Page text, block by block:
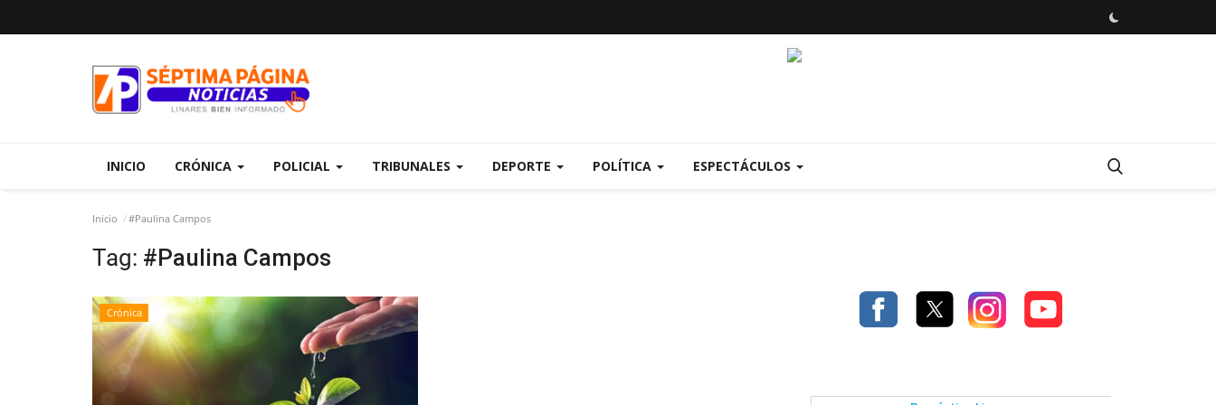
INICIO CRÓNICA POLICIAL TRIBUNALES DEPORTE POLÍTICA ESPECTÁCULOS
Inicio #Paulina Campos
Tag: #Paulina Campos
Crónica